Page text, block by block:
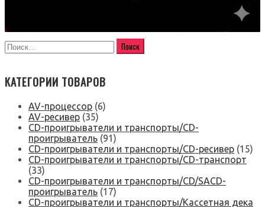
КАТЕГОРИИ ТОВАРОВ
AV-процессор (6)
AV-ресивер (35)
CD-проигрыватели и транспорты/CD-
проигрыватель (91)
CD-проигрыватели и транспорты/CD-ресивер (15)
CD-проигрыватели и транспорты/CD-транспорт
(33)
CD-проигрыватели и транспорты/CD/SACD-
проигрыватель (17)
CD-проигрыватели и транспорты/Кассетная дека